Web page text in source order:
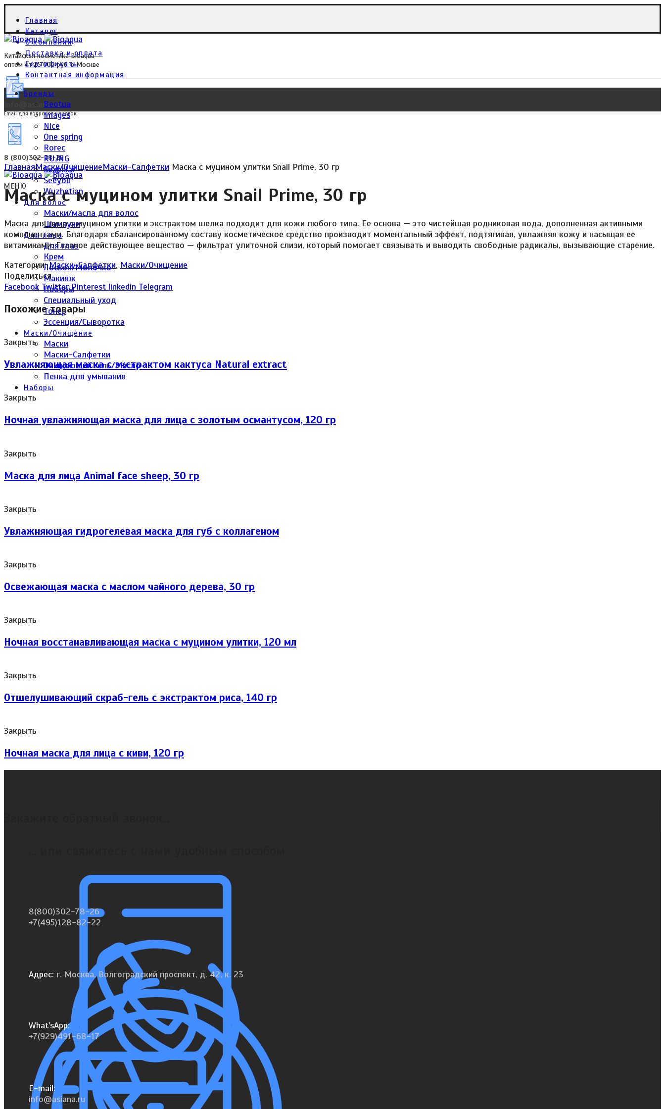
Главная
Каталог
О компании
Доставка и оплата
Сертификаты
Контактная информация
Китайская косметика Bioaqua
оптом от 25 000 руб. в Москве
info@asiana.ru
Email для вопросов и заявок
8 (800)302-78-26
МЕНЮ
Бренды
Beotua
Images
Nice
One spring
Rorec
RUJNG
Seaphlai
Seeyou
Wuzhetian
Для волос
Маски/масла для волос
Шампуни
Для лица
Для глаз
Крем
Лосьон/Молочко
Макияж
Наборы
Специальный уход
Тонер
Эссенция/Сыворотка
Маски/Очищение
Маски
Маски-Салфетки
Очищающий гель/Масло
Пенка для умывания
Наборы
Click to enlarge
ГлавнаяМаски/ОчищениеМаски-Салфетки Маска с муцином улитки Snail Prime, 30 гр
Маска с муцином улитки Snail Prime, 30 гр
Маска для лица с муцином улитки и экстрактом шелка подходит для кожи любого типа. Ее основа — это чистейшая родниковая вода, дополненная активными
компонентами. Благодаря сбалансированному составу косметическое средство производит моментальный эффект, подтягивая, увлажняя кожу и насыщая ее
витаминами. Главное действующее вещество — фильтрат улиточной слизи, который помогает связывать и выводить свободные радикалы, вызывающие старение.
Категории:Маски-Салфетки, Маски/Очищение
Поделиться
Facebook Twitter Pinterest linkedin Telegram
Похожие товары
Закрыть
Увлажняющая маска с экстрактом кактуса Natural extract
Закрыть
Ночная увлажняющая маска для лица с золотым османтусом, 120 гр
Закрыть
Маска для лица Animal face sheep, 30 гр
Закрыть
Увлажняющая гидрогелевая маска для губ с коллагеном
Закрыть
Освежающая маска с маслом чайного дерева, 30 гр
Закрыть
Ночная восстанавливающая маска с муцином улитки, 120 мл
Закрыть
Отшелушивающий скраб-гель с экстрактом риса, 140 гр
Закрыть
Ночная маска для лица с киви, 120 гр
8(800)302-78-26
+7(495)128-82-22
Адрес: г. Москва, Волгоградский проспект, д. 42, к. 23
What'sApp:
+7(929)491-68-17
E-mail:
info@asiana.ru